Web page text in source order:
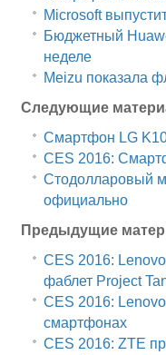
Microsoft
Бюджетный
неделе
Meizu показала
Следующие
Смартфон LG
CES 2016:
Стодолларовый
официально
Предыдущие
CES 2016:
фаблет Project
CES 2016:
смартфонах
CES 2016: ZTE